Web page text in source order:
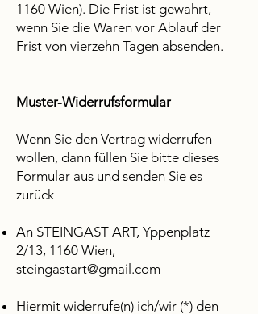
1160 Wien). Die Frist ist gewahrt,
wenn Sie die Waren vor Ablauf der
Frist von vierzehn Tagen absenden.
Muster-Widerrufsformular
Wenn Sie den Vertrag widerrufen
wollen, dann füllen Sie bitte dieses
Formular aus und senden Sie es
zurück
An STEINGAST ART, Yppenplatz
2/13, 1160 Wien,
steingastart@gmail.com
Hiermit widerrufe(n) ich/wir (*) den